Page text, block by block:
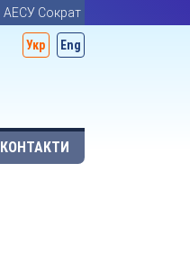
АЕСУ Сократ
Укр Eng
КОНТАКТИ